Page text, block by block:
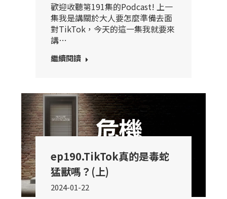
歡迎收聽第191集的Podcast! 上一
集我是講關於大人要怎麼準備去面
對TikTok，今天的這一集我就要來
講…
繼續閱讀
ep190.TikTok真的是毒蛇
猛獸嗎？(上)
2024-01-22